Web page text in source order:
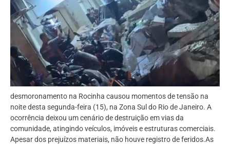
desmoronamento na Rocinha causou momentos de tensão na
noite desta segunda-feira (15), na Zona Sul do Rio de Janeiro. A
ocorrência deixou um cenário de destruição em vias da
comunidade, atingindo veículos, imóveis e estruturas comerciais.
Apesar dos prejuízos materiais, não houve registro de feridos.As